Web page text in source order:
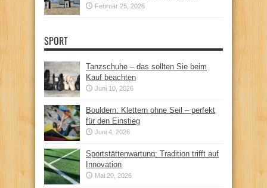
Februar 25, 2026
SPORT
Tanzschuhe – das sollten Sie beim
Kauf beachten
Juni 10, 2026
Bouldern: Klettern ohne Seil – perfekt
für den Einstieg
Juni 4, 2026
Sportstättenwartung: Tradition trifft auf
Innovation
Mai 20, 2026